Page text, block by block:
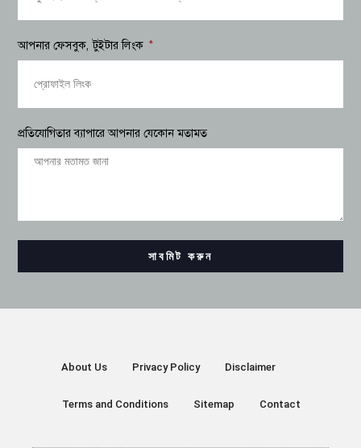
আপনার ফেসবুক, টুইটার লিংক
প্রতিযোগিতার ব্যাপারে আপনার যেকোন মতামত
সাবমিট করুন
About Us Privacy Policy Disclaimer
Terms and Conditions Sitemap Contact